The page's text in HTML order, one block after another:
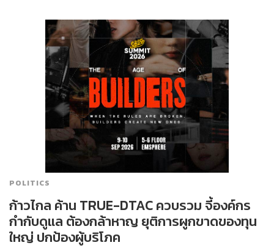
POLITICS
ก้าวไกล ค้าน TRUE-DTAC ควบรวม จี้องค์กร
กำกับดูแล ต้องกล้าหาญ ยุติการผูกขาดของทุน
ใหญ่ ปกป้องผู้บริโภค